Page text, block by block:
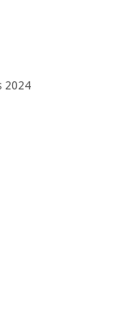
2024